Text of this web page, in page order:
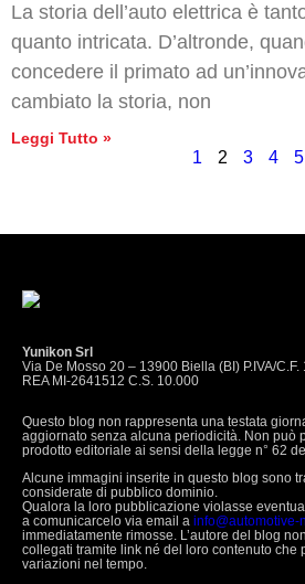
La storia dell’auto elettrica è
quanto intricata. D’altronde,
concedere il primato ad
cambiato la storia, non
Leggi Tutto »
1 2 3 4 5
Yunikon Srl
Via De Mosso 20 – 13900 Biella (BI) P.IVA/
REA MI-2641512 C.S. 10.000
Questo blog non rappresenta una testata
aggiornato senza alcuna periodicità. Non può
prodotto editoriale ai sensi della legge n° 62
Alcune immagini inserite in questo blog sono
considerate di pubblico dominio.
Qualora la loro pubblicazione violasse
a comunicarcelo via email a info@automotive-
immediatamente rimosse. L’autore del blog
collegati tramite link né del loro contenuto che
variazioni nel tempo.